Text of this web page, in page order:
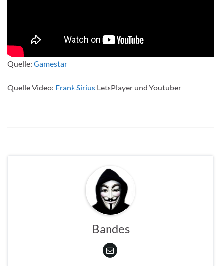
Quelle: Gamestar
Quelle Video: Frank Sirius LetsPlayer und Youtuber
Bandes